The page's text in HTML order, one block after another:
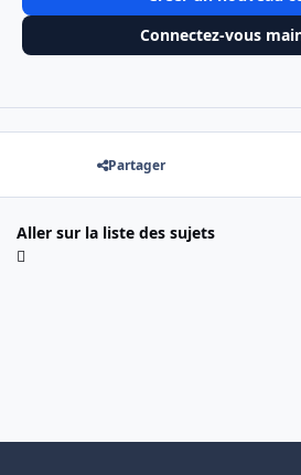
Connectez-vous
Partager
Aller sur la liste des sujets